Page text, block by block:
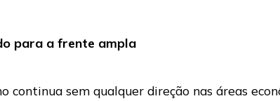
para a frente ampla
sem qualquer direção nas áreas